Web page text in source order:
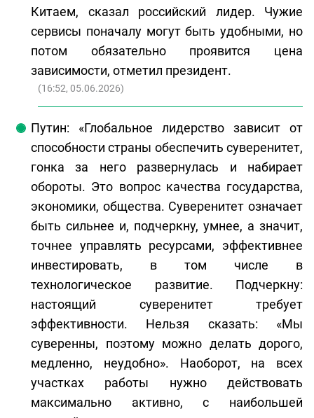
Китаем, сказал российский лидер. Чужие
сервисы поначалу могут быть удобными, но
потом обязательно проявится цена
зависимости, отметил президент.
(16:52, 05.06.2026)
Путин: «Глобальное лидерство зависит от
способности страны обеспечить суверенитет,
гонка за него развернулась и набирает
обороты. Это вопрос качества государства,
экономики, общества. Суверенитет означает
быть сильнее и, подчеркну, умнее, а значит,
точнее управлять ресурсами, эффективнее
инвестировать, в том числе в
технологическое развитие. Подчеркну:
настоящий суверенитет требует
эффективности. Нельзя сказать: «Мы
суверенны, поэтому можно делать дорого,
медленно, неудобно». Наоборот, на всех
участках работы нужно действовать
максимально активно, с наибольшей